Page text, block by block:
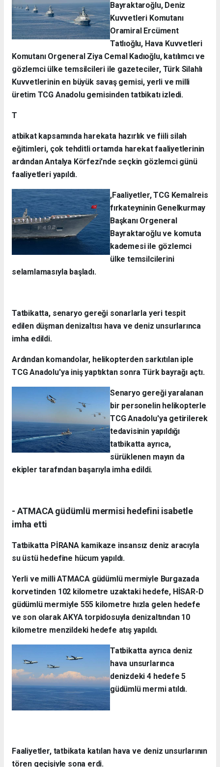
Bayraktaroğlu, Deniz
Kuvvetleri Komutanı
Oramiral Ercüment
Tatlıoğlu, Hava Kuvvetleri
Komutanı Orgeneral Ziya Cemal Kadıoğlu, katılımcı ve
gözlemci ülke temsilcileri ile gazeteciler, Türk Silahlı
Kuvvetlerinin en büyük savaş gemisi, yerli ve milli
üretim TCG Anadolu gemisinden tatbikatı izledi.
T
atbikat kapsamında harekata hazırlık ve fiili silah
eğitimleri, çok tehditli ortamda harekat faaliyetlerinin
ardından Antalya Körfezi'nde seçkin gözlemci günü
faaliyetleri yapıldı.
,Faaliyetler, TCG Kemalreis
fırkateyninin Genelkurmay
Başkanı Orgeneral
Bayraktaroğlu ve komuta
kademesi ile gözlemci
ülke temsilcilerini
selamlamasıyla başladı.
Tatbikatta, senaryo gereği sonarlarla yeri tespit
edilen düşman denizaltısı hava ve deniz unsurlarınca
imha edildi.
Ardından komandolar, helikopterden sarkıtılan iple
TCG Anadolu'ya iniş yaptıktan sonra Türk bayrağı açtı.
Senaryo gereği yaralanan
bir personelin helikopterle
TCG Anadolu'ya getirilerek
tedavisinin yapıldığı
tatbikatta ayrıca,
sürüklenen mayın da
ekipler tarafından başarıyla imha edildi.
- ATMACA güdümlü mermisi hedefini isabetle
imha etti
Tatbikatta PİRANA kamikaze insansız deniz aracıyla
su üstü hedefine hücum yapıldı.
Yerli ve milli ATMACA güdümlü mermiyle Burgazada
korvetinden 102 kilometre uzaktaki hedefe, HİSAR-D
güdümlü mermiyle 555 kilometre hızla gelen hedefe
ve son olarak AKYA torpidosuyla denizaltından 10
kilometre menzildeki hedefe atış yapıldı.
Tatbikatta ayrıca deniz
hava unsurlarınca
denizdeki 4 hedefe 5
güdümlü mermi atıldı.
Faaliyetler, tatbikata katılan hava ve deniz unsurlarının
tören geçişiyle sona erdi.